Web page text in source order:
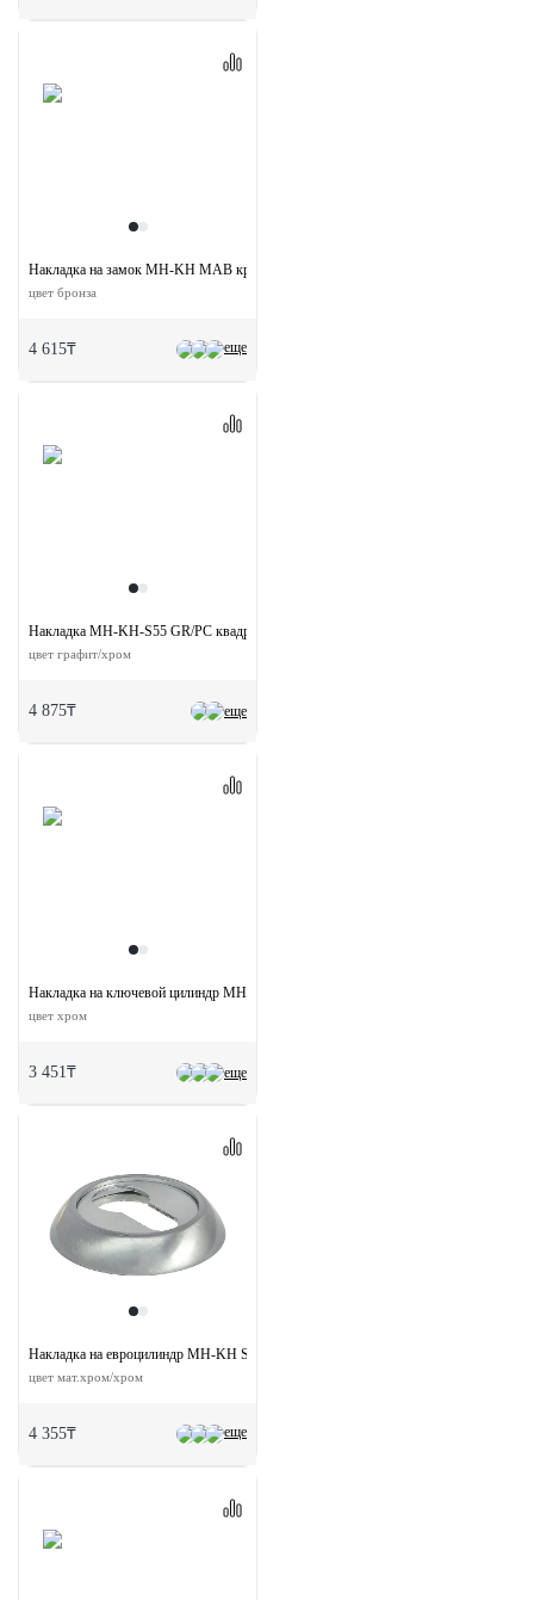
еще
Накладка на замок MH-KH MAB круглая под евроцилиндр
цвет бронза
4 615₸
еще
Накладка MH-KH-S55 GR/PC квадратная на ключевой цилиндр
цвет графит/хром
4 875₸
еще
Накладка на ключевой цилиндр MH-KH-CLASSIC PC круглая
цвет хром
3 451₸
еще
Накладка на евроцилиндр MH-KH SC/CP круглая
цвет мат.хром/хром
4 355₸